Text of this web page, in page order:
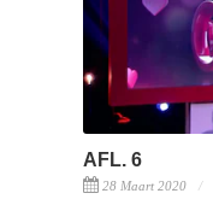
AFL. 6
28 Maart 2020